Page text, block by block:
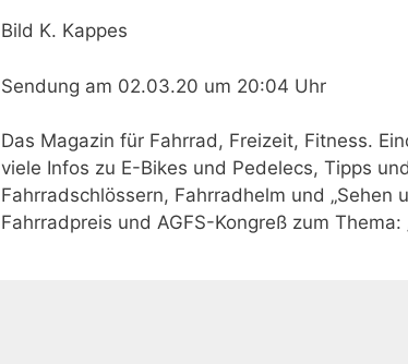
Bild K. Kappes
Sendung am 02.03.20 um 20:04 Uhr
Das Magazin für Fahrrad, Freizeit, Fitness.
viele Infos zu E-Bikes und Pedelecs, Tipps
Fahrradschlössern, Fahrradhelm und „Sehen
Fahrradpreis und AGFS-Kongreß zum Thema: